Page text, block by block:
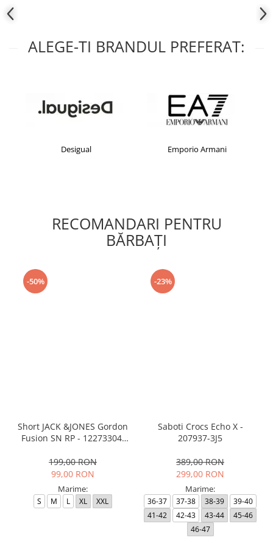
ALEGE-TI BRANDUL PREFERAT:
Desigual Emporio Armani
RECOMANDARI PENTRU
BĂRBAŢI
-50%
Short JACK &JONES Gordon
Fusion SN RP - 12273304-
199,00 RON
99,00 RON
Marime:
S M L XL XXL
-23%
Saboti Crocs Echo X -
207937-3J5
389,00 RON
299,00 RON
Marime:
36-37 37-38 38-39
39-40
41-42
42-43 43-44
45-46
46-47